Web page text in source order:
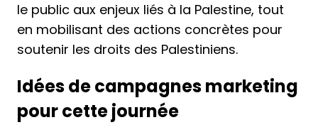
le public aux enjeux liés à la Palestine, tout
en mobilisant des actions concrètes pour
soutenir les droits des Palestiniens.
Idées de campagnes marketing
pour cette journée